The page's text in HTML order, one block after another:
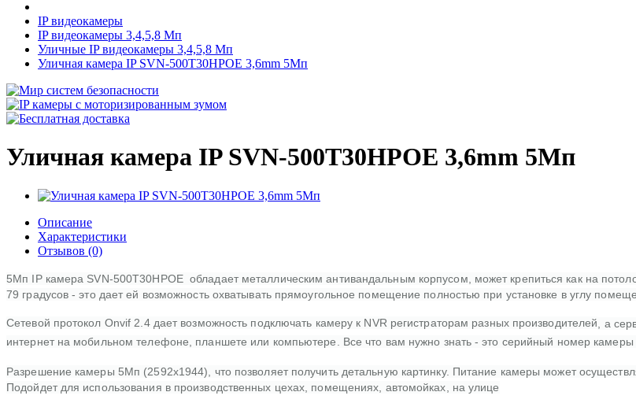
IP видеокамеры
IP видеокамеры 3,4,5,8 Мп
Уличные IP видеокамеры 3,4,5,8 Мп
Уличная камера IP SVN-500T30HPOE 3,6mm 5Мп
Уличная камера IP SVN-500T30HPOE 3,6mm 5Мп
Описание
Характеристики
Отзывов (0)
5Мп IP камера SVN-500T30HPOE обладает металлическим антивандальным корпусом, может крепиться как на
79 градусов - это дает ей возможность охватывать прямоугольное помещение полностью при установке в углу
Сетевой протокол Onvif 2.4 дает возможность подключать камеру к NVR регистраторам разных производителей , а
интернет на мобильном телефоне, планшете или компьютере. Все что вам нужно знать - это серийный номер камеры
Разрешение камеры 5Мп (2592x1944), что позволяет получить детальную картинку. Питание камеры может
Подойдет для использования в производственных цехах, помещениях, автомойках, на улице